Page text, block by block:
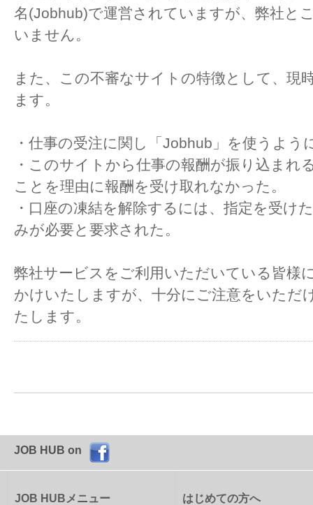
名(Jobhub)で運営されていますが、弊社と
いません。
また、この不審なサイトの特徴として、現
ます。
・仕事の受注に関し「Jobhub」を使うよう
・このサイトから仕事の報酬が振り込まれ
ことを理由に報酬を受け取れなかった。
・口座の凍結を解除するには、指定を受け
みが必要と要求された。
弊社サービスをご利用いただいている皆様
かけいたしますが、十分にご注意をいただ
たします。
JOB HUB on
JOB HUBメニュー はじめての方へ